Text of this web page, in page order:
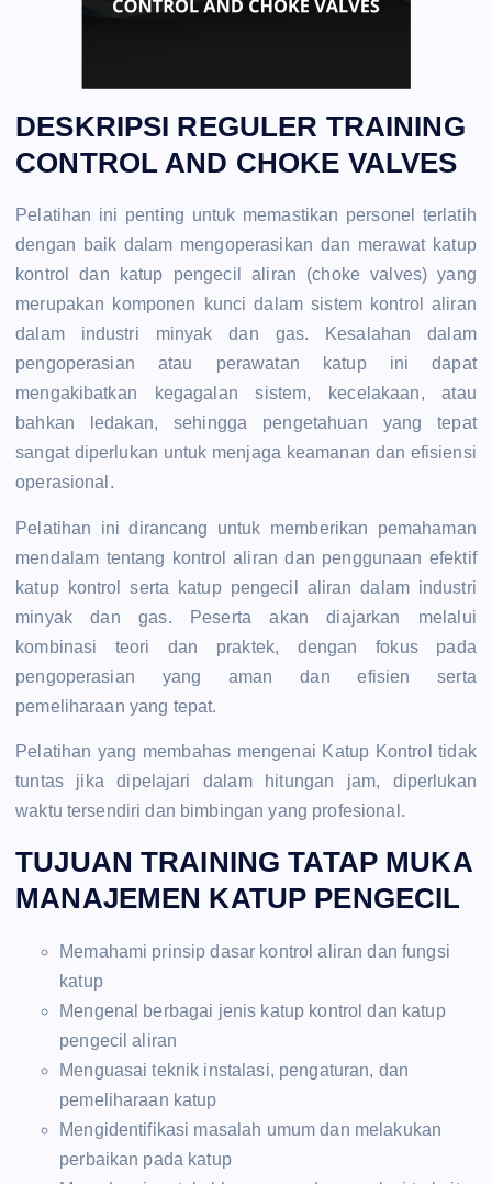
DESKRIPSI REGULER TRAINING
CONTROL AND CHOKE VALVES
Pelatihan ini penting untuk memastikan personel terlatih
dengan baik dalam mengoperasikan dan merawat katup
kontrol dan katup pengecil aliran (choke valves) yang
merupakan komponen kunci dalam sistem kontrol aliran
dalam industri minyak dan gas. Kesalahan dalam
pengoperasian atau perawatan katup ini dapat
mengakibatkan kegagalan sistem, kecelakaan, atau
bahkan ledakan, sehingga pengetahuan yang tepat
sangat diperlukan untuk menjaga keamanan dan efisiensi
operasional.
Pelatihan ini dirancang untuk memberikan pemahaman
mendalam tentang kontrol aliran dan penggunaan efektif
katup kontrol serta katup pengecil aliran dalam industri
minyak dan gas. Peserta akan diajarkan melalui
kombinasi teori dan praktek, dengan fokus pada
pengoperasian yang aman dan efisien serta
pemeliharaan yang tepat.
Pelatihan yang membahas mengenai Katup Kontrol tidak
tuntas jika dipelajari dalam hitungan jam, diperlukan
waktu tersendiri dan bimbingan yang profesional.
TUJUAN TRAINING TATAP MUKA
MANAJEMEN KATUP PENGECIL
Memahami prinsip dasar kontrol aliran dan fungsi
katup
Mengenal berbagai jenis katup kontrol dan katup
pengecil aliran
Menguasai teknik instalasi, pengaturan, dan
pemeliharaan katup
Mengidentifikasi masalah umum dan melakukan
perbaikan pada katup